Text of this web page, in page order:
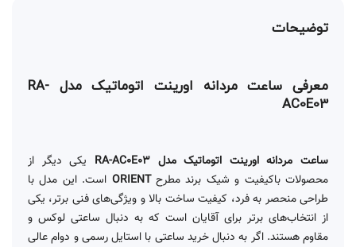
توضیحات
معرفی ساعت مردانه اورینت اتوماتیک مدل RA-
AC0E03
ساعت مردانه اورینت اتوماتیک مدل RA-AC0E03
یکی دیگر از
محصولات باکیفیت و شیک برند مطرحORIENT است. این مدل با
طراحی منحصر به فرد، کیفیت ساخت بالا و ویژگی‌های فنی برتر، یکی
از انتخاب‌های برتر برای آقایان است که به دنبال ساعتی لوکس و
مقاوم هستند. اگر به دنبال خرید ساعتی با استایل رسمی و دوام عالی